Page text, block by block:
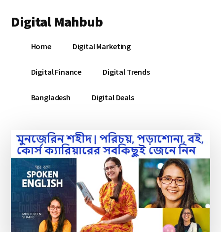
main
primary
footer
menu
Digital Mahbub
DigitalHome Digital Marketing
Digital Finance Digital Trends
Bangladesh Digital Deals